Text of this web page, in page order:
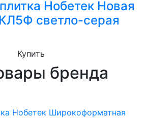
Нобетек Новая
светло-серая
Купить
бренда